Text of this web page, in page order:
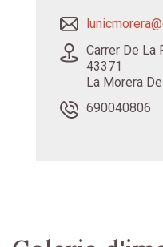
Carrer De La
43371
La Morera
690040806